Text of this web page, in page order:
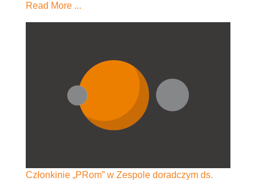
Read More ...
Członkinie „PRom” w Zespole doradczym ds.